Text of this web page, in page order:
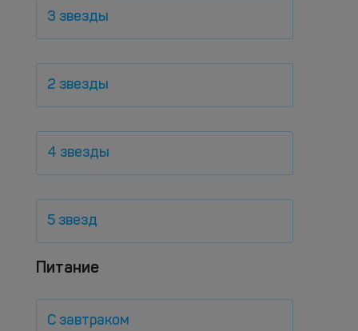
3 звезды
2 звезды
4 звезды
5 звезд
Питание
С завтраком